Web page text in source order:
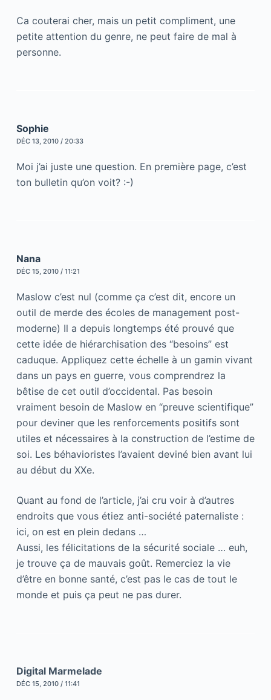
Ca couterai cher, mais un petit compliment, une
petite attention du genre, ne peut faire de mal à
personne.
Sophie
DÉC 13, 2010 / 20:33
Moi j’ai juste une question. En première page, c’est
ton bulletin qu’on voit? :-)
Nana
DÉC 15, 2010 / 11:21
Maslow c’est nul (comme ça c’est dit, encore un
outil de merde des écoles de management post-
moderne) Il a depuis longtemps été prouvé que
cette idée de hiérarchisation des “besoins” est
caduque. Appliquez cette échelle à un gamin vivant
dans un pays en guerre, vous comprendrez la
bêtise de cet outil d’occidental. Pas besoin
vraiment besoin de Maslow en “preuve scientifique”
pour deviner que les renforcements positifs sont
utiles et nécessaires à la construction de l’estime de
soi. Les béhavioristes l’avaient deviné bien avant lui
au début du XXe.
Quant au fond de l’article, j’ai cru voir à d’autres
endroits que vous étiez anti-société paternaliste :
ici, on est en plein dedans …
Aussi, les félicitations de la sécurité sociale … euh,
je trouve ça de mauvais goût. Remerciez la vie
d’être en bonne santé, c’est pas le cas de tout le
monde et puis ça peut ne pas durer.
Digital Marmelade
DÉC 15, 2010 / 11:41